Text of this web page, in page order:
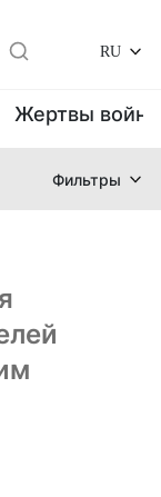
RU
Жертвы
Фильтры